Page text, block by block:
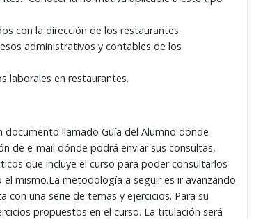
con la dirección de los restaurantes.
administrativos y contables de los
laborales en restaurantes.
llamado Guía del Alumno dónde
de e-mail dónde podrá enviar sus consultas,
que incluye el curso para poder consultarlos
mismo.La metodología a seguir es ir avanzando
una serie de temas y ejercicios. Para su
propuestos en el curso. La titulación será